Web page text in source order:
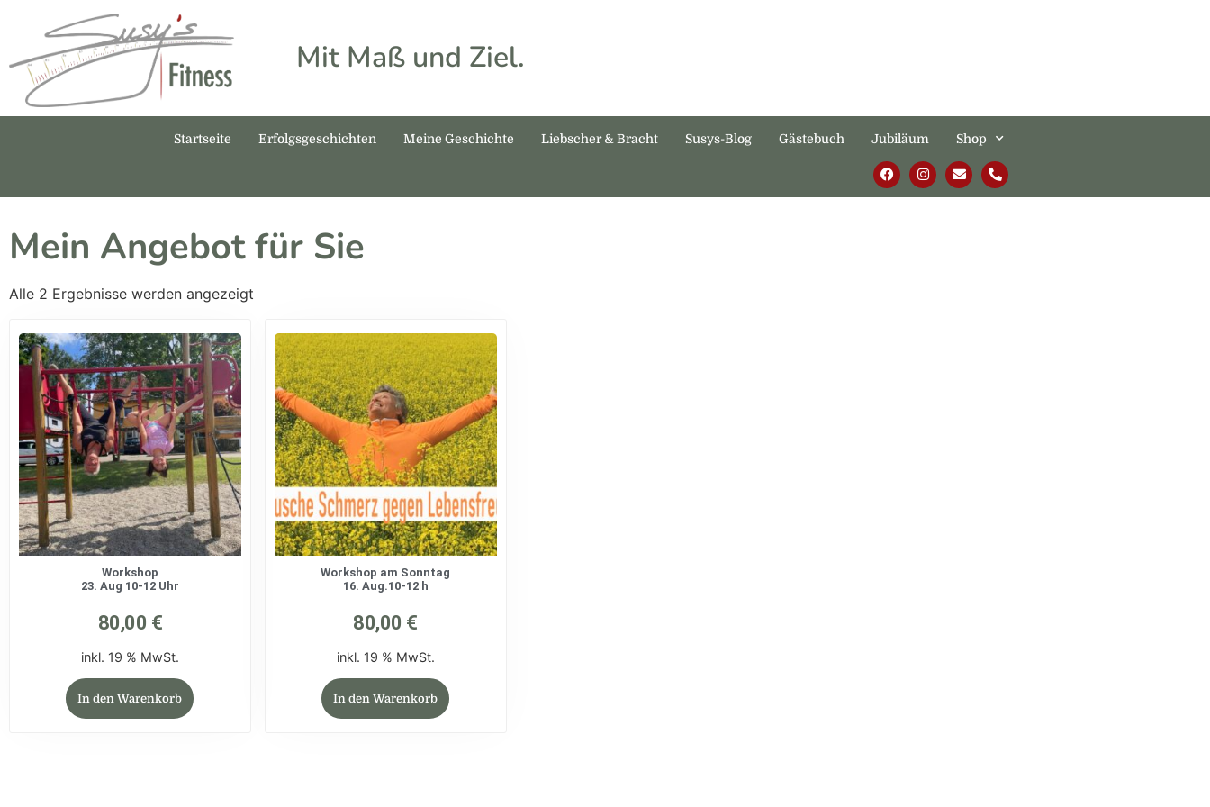
Mit Maß und Ziel.
Startseite Erfolgsgeschichten Meine Geschichte Liebscher & Bracht Susys-Blog Gästebuch Jubiläum Shop
Mein Angebot für Sie
Alle 2 Ergebnisse werden angezeigt
Workshop
23. Aug 10-12 Uhr
80,00 €
inkl. 19 % MwSt.
In den Warenkorb
Workshop am Sonntag
16. Aug.10-12 h
80,00 €
inkl. 19 % MwSt.
In den Warenkorb